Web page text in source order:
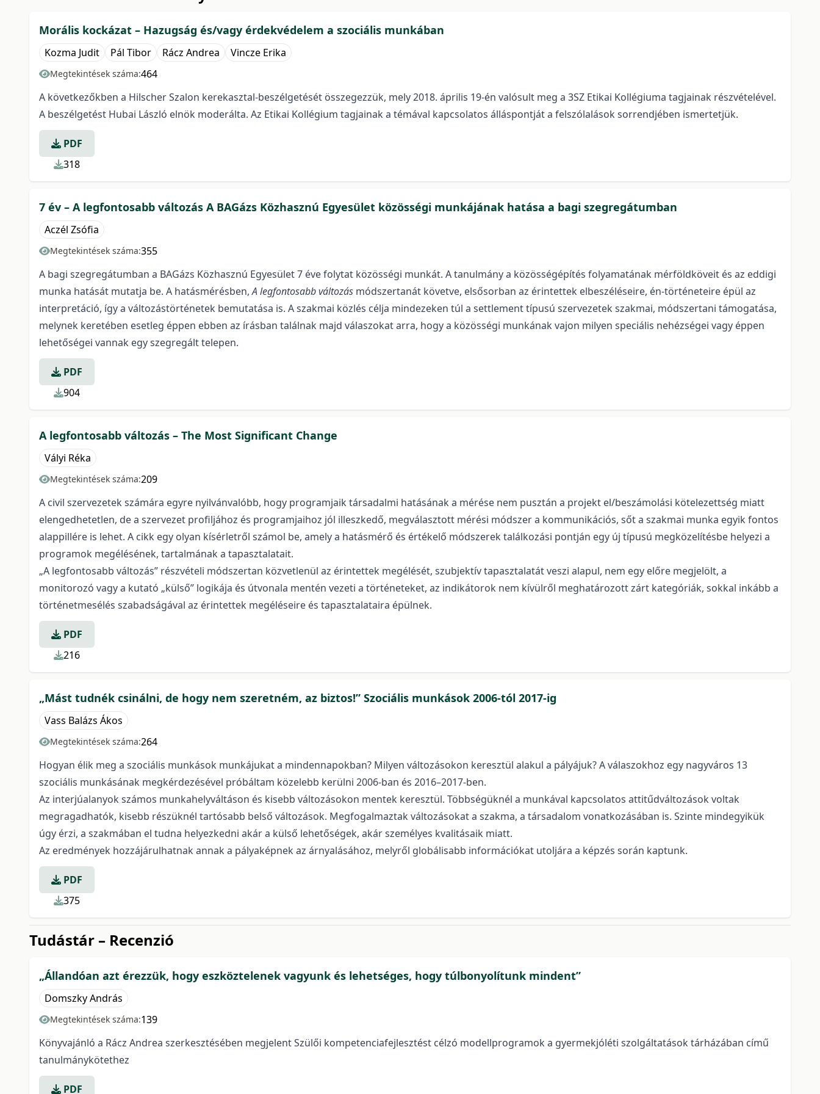
Morális kockázat – Hazugság és/vagy érdekvédelem a szociális munkában
Kozma Judit Pál Tibor Rácz Andrea Vincze Erika
Megtekintések száma:464
A következőkben a Hilscher Szalon kerekasztal-beszélgetését összegezzük, mely 2018. április 19-én valósult meg a 3SZ Etikai Kollégiuma tagjainak részvételével.
A beszélgetést Hubai László elnök moderálta. Az Etikai Kollégium tagjainak a témával kapcsolatos álláspontját a felszólalások sorrendjében ismertetjük.
PDF
318
7 év – A legfontosabb változás A BAGázs Közhasznú Egyesület közösségi munkájának hatása a bagi szegregátumban
Aczél Zsófia
Megtekintések száma:355
A bagi szegregátumban a BAGázs Közhasznú Egyesület 7 éve folytat közösségi munkát. A tanulmány a közösségépítés folyamatának mérföldköveit és az eddigi
munka hatását mutatja be. A hatásmérésben,A legfontosabb változás módszertanát követve, elsősorban az érintettek elbeszéléseire, én-történeteire épül az
interpretáció, így a változástörténetek bemutatása is. A szakmai közlés célja mindezeken túl a settlement típusú szervezetek szakmai, módszertani támogatása,
melynek keretében esetleg éppen ebben az írásban találnak majd válaszokat arra, hogy a közösségi munkának vajon milyen speciális nehézségei vagy éppen
lehetőségei vannak egy szegregált telepen.
PDF
904
A legfontosabb változás – The Most Significant Change
Vályi Réka
Megtekintések száma:209
A civil szervezetek számára egyre nyilvánvalóbb, hogy programjaik társadalmi hatásának a mérése nem pusztán a projekt el/beszámolási kötelezettség miatt
elengedhetetlen, de a szervezet profiljához és programjaihoz jól illeszkedő, megválasztott mérési módszer a kommunikációs, sőt a szakmai munka egyik fontos
alappillére is lehet. A cikk egy olyan kísérletről számol be, amely a hatásmérő és értékelő módszerek találkozási pontján egy új típusú megközelítésbe helyezi a
programok megélésének, tartalmának a tapasztalatait.
„A legfontosabb változás” részvételi módszertan közvetlenül az érintettek megélését, szubjektív tapasztalatát veszi alapul, nem egy előre megjelölt, a
monitorozó vagy a kutató „külső” logikája és útvonala mentén vezeti a történeteket, az indikátorok nem kívülről meghatározott zárt kategóriák, sokkal inkább a
történetmesélés szabadságával az érintettek megéléseire és tapasztalataira épülnek.
PDF
216
„Mást tudnék csinálni, de hogy nem szeretném, az biztos!” Szociális munkások 2006-tól 2017-ig
Vass Balázs Ákos
Megtekintések száma:264
Hogyan élik meg a szociális munkások munkájukat a mindennapokban? Milyen változásokon keresztül alakul a pályájuk? A válaszokhoz egy nagyváros 13
szociális munkásának megkérdezésével próbáltam közelebb kerülni 2006-ban és 2016–2017-ben.
Az interjúalanyok számos munkahelyváltáson és kisebb változásokon mentek keresztül. Többségüknél a munkával kapcsolatos attitűdváltozások voltak
megragadhatók, kisebb részüknél tartósabb belső változások. Megfogalmaztak változásokat a szakma, a társadalom vonatkozásában is. Szinte mindegyikük
úgy érzi, a szakmában el tudna helyezkedni akár a külső lehetőségek, akár személyes kvalitásaik miatt.
Az eredmények hozzájárulhatnak annak a pályaképnek az árnyalásához, melyről globálisabb információkat utoljára a képzés során kaptunk.
PDF
375
Tudástár – Recenzió
„Állandóan azt érezzük, hogy eszköztelenek vagyunk és lehetséges, hogy túlbonyolítunk mindent”
Domszky András
Megtekintések száma:139
Könyvajánló a Rácz Andrea szerkesztésében megjelent Szülői kompetenciafejlesztést célzó modellprogramok a gyermekjóléti szolgáltatások tárházában című
tanulmánykötethez
PDF